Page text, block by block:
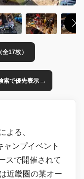
17枚）
索で優先表示→
よる、
ンプイベント
スで開催されて
近畿圏の某オー